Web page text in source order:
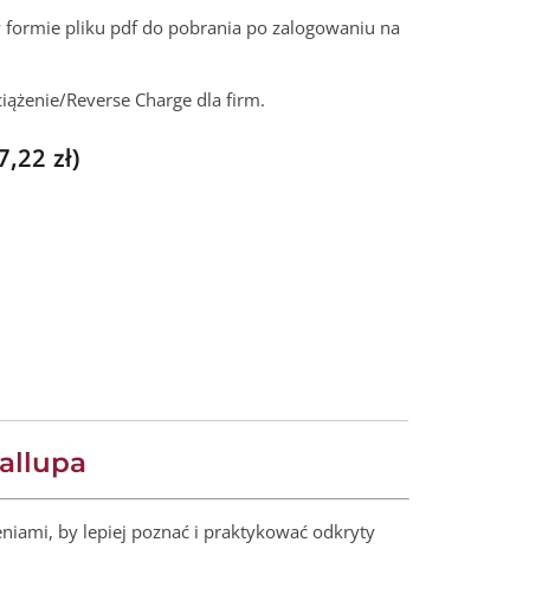
pliku pdf do pobrania po zalogowaniu na
Reverse Charge dla firm.
zł)
by lepiej poznać i praktykować odkryty